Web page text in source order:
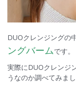
DUOクレンジングの
ングバームです。
実際にDUOクレンジ
うなのか調べてみまし